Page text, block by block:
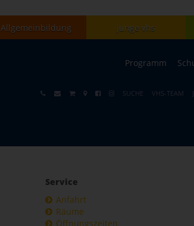
Allgemeinbildung junge vhs
Programm
SUCHE VHS-TEAM
Service
Anfahrt
Räume
Öffnungszeiten